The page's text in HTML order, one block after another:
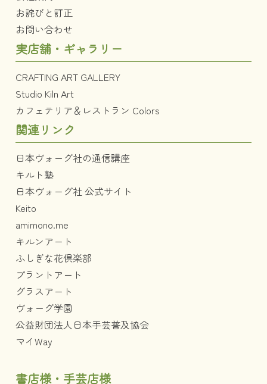
お詫びと訂正
お問い合わせ
実店舗・ギャラリー
CRAFTING ART GALLERY
Studio Kiln Art
カフェテリア＆レストラン Colors
関連リンク
日本ヴォーグ社の通信講座
キルト塾
日本ヴォーグ社 公式サイト
Keito
amimono.me
キルンアート
ふしぎな花倶楽部
プラントアート
グラスアート
ヴォーグ学園
公益財団法人日本手芸普及協会
マイWay
書店様・手芸店様